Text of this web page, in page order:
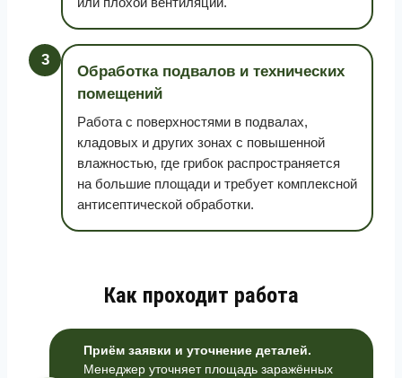
3
Обработка подвалов и технических
помещений
Работа с поверхностями в подвалах,
кладовых и других зонах с повышенной
влажностью, где грибок распространяется
на большие площади и требует комплексной
антисептической обработки.
Как проходит работа
Приём заявки и уточнение деталей.
Менеджер уточняет площадь заражённых